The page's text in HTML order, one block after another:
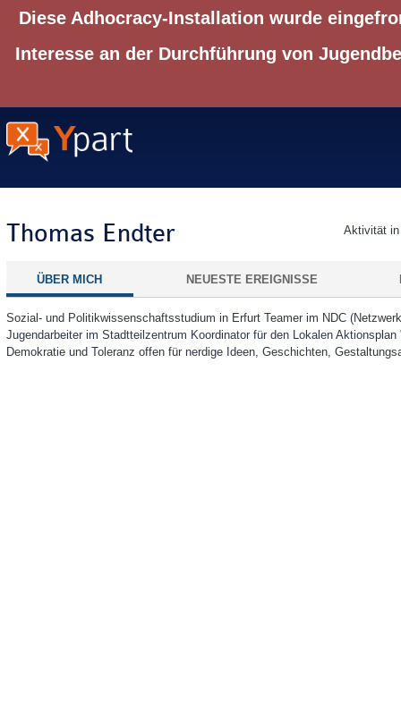
Diese Adhocracy-Installation wurde
Interesse an der Durchführung von
Aktivität
Thomas Endter
ÜBER MICH NEUESTE EREIGNISSE
Sozial- und Politikwissenschaftsstudium in Erfurt Teamer im NDC
Jugendarbeiter im Stadtteilzentrum Koordinator für den Lokalen
Demokratie und Toleranz offen für nerdige Ideen, Geschichten,